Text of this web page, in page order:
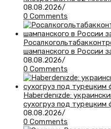
08.08.2026/
0 Comments
шампанского в России
08.08.2026/
0 Comments
Haberdenızde:
сухогруз под турецким
08.08.2026/
0 Comments